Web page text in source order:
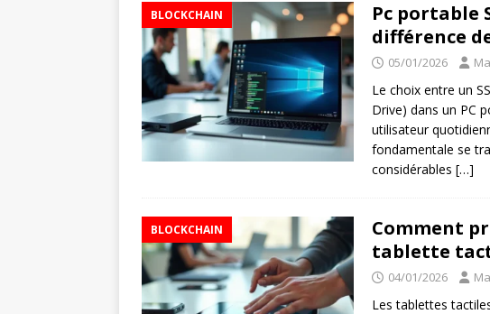
BLOCKCHAIN
Pc portable
différence
05/01/2026
Le choix entre un
Drive) dans un PC
utilisateur
fondamentale se
considérables […]
BLOCKCHAIN
Comment
tablette
04/01/2026
Les tablettes